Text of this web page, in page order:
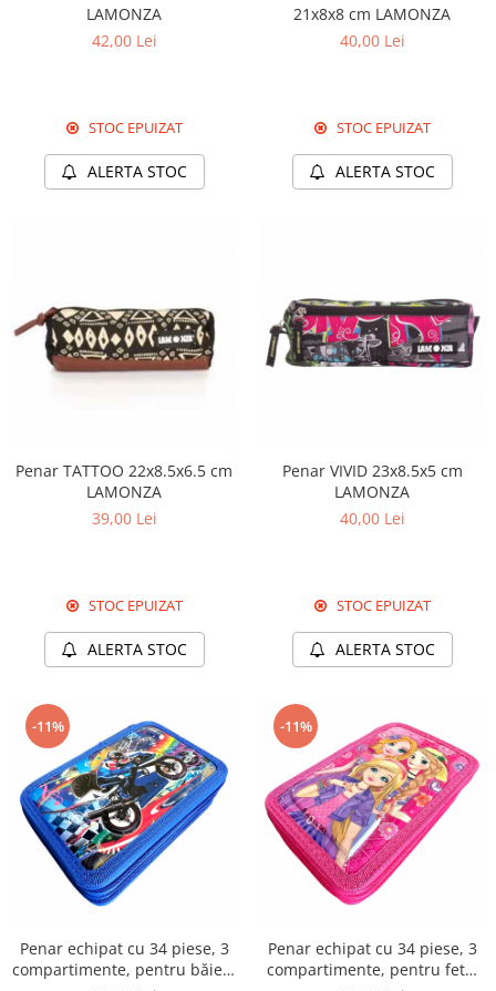
LAMONZA
42,00 Lei
STOC EPUIZAT
ALERTA STOC
21x8x8 cm LAMONZA
40,00 Lei
STOC EPUIZAT
ALERTA STOC
Penar TATTOO 22x8.5x6.5 cm
LAMONZA
39,00 Lei
STOC EPUIZAT
ALERTA STOC
Penar VIVID 23x8.5x5 cm
LAMONZA
40,00 Lei
STOC EPUIZAT
ALERTA STOC
-11%
Penar echipat cu 34 piese, 3
compartimente, pentru băieți,
-11%
Penar echipat cu 34 piese, 3
compartimente, pentru fete,